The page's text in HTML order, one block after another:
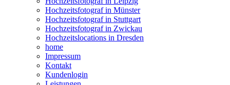
Hochzeitsfotograf in Münster
Hochzeitsfotograf in Stuttgart
Hochzeitsfotograf in Zwickau
Hochzeitslocations in Dresden
home
Impressum
Kontakt
Kundenlogin